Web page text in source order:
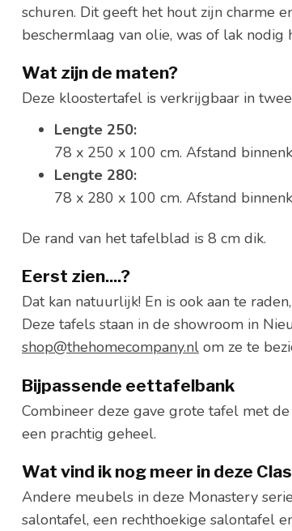
schuren. Dit geeft het hout zijn charme
beschermlaag van olie, was of lak nodig
Wat zijn de maten?
Deze kloostertafel is verkrijgbaar in
Lengte 250:
78 x 250 x 100 cm. Afstand
Lengte 280:
78 x 280 x 100 cm. Afstand
De rand van het tafelblad is 8 cm dik.
Eerst zien....?
Dat kan natuurlijk! En is ook aan te
Deze tafels staan in de showroom in
shop@thehomecompany.nl om ze te
Bijpassende eettafelbank
Combineer deze gave grote tafel met
een prachtig geheel.
Wat vind ik nog meer in deze
Andere meubels in deze Monastery
salontafel, een rechthoekige salontafel